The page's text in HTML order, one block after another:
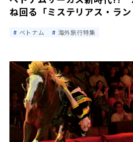
ね回る「ミステリアス・ラン
ベトナム 海外旅行特集